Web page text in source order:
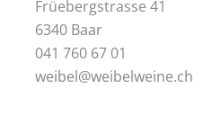
Früebergstrasse 41
6340 Baar
041 760 67 01
weibel@weibelweine.ch